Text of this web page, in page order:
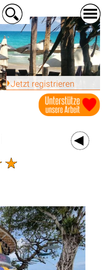
Jetzt registrieren